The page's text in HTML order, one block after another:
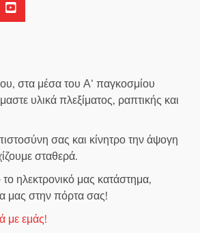
στα μέσα του Α’ παγκοσμίου
υλικά πλεξίματος, ραπτικής και
σας και κίνητρο την άψογη
σταθερά.
ηλεκτρονικό μας κατάστημα,
μας στην πόρτα σας!
με εμάς!